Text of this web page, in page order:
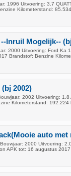
1996 Uitvoering: 3.7
Kilometerstand:
Inruil Mogelijk--
2000 Uitvoering: Ford Ka
Brandstof: Benzine
2002)
2002 Uitvoering:
Kilometerstand:
auto
2000 Uitvoering:
APK tot: 16 augustus